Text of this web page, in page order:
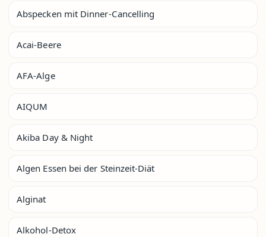
Abspecken mit Dinner-Cancelling
Acai-Beere
AFA-Alge
AIQUM
Akiba Day & Night
Algen Essen bei der Steinzeit-Diät
Alginat
Alkohol-Detox